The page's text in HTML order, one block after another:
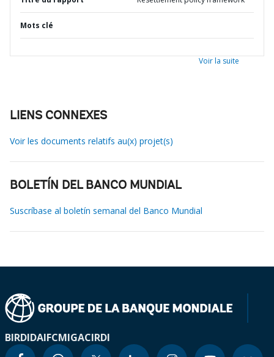
Mots clé
Voir la suite
LIENS CONNEXES
Voir les documents relatifs au(x) projet(s)
BOLETÍN DEL BANCO MUNDIAL
Suscríbase al boletín semanal del Banco Mundial
BIRDIDAIFCMIGACIRDI